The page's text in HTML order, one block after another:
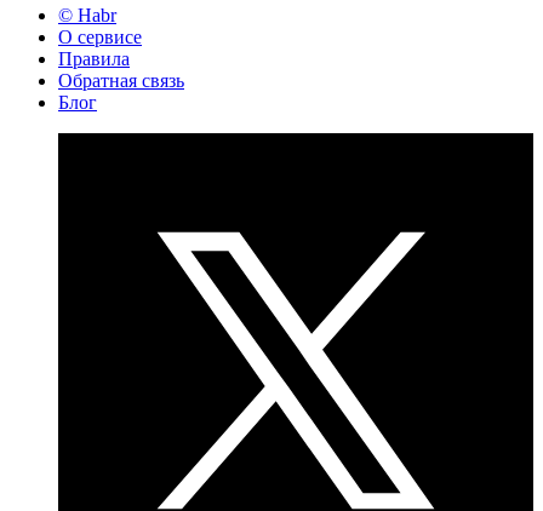
© Habr
О сервисе
Правила
Обратная связь
Блог